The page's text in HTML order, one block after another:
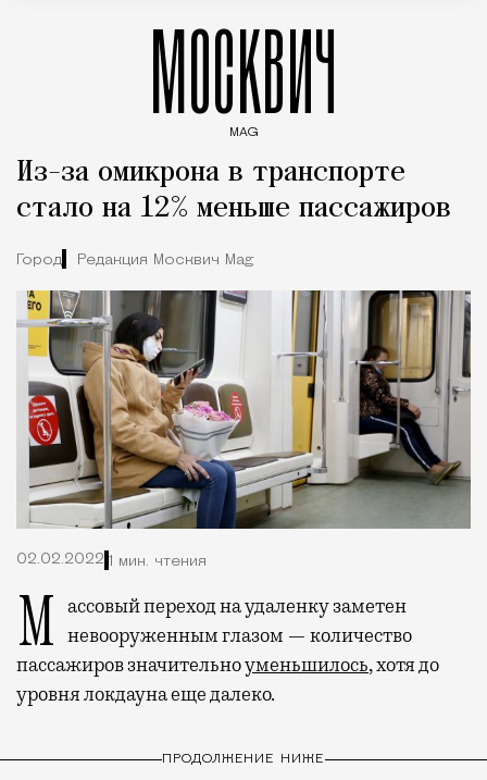
МОСКВИЧ
MAG
Из-за омикрона в транспорте
стало на 12% меньше пассажиров
Город Редакция Москвич Mag
02.02.2022 1 мин. чтения
Массовый переход на удаленку заметен невооруженным глазом — количество
пассажиров значительноуменьшилось, хотя до
уровня локдауна еще далеко.
ПРОДОЛЖЕНИЕ НИЖЕ